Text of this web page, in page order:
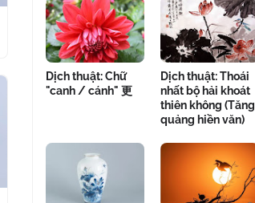
Dịch thuật: Chữ
"canh / cánh" 更
Dịch thuật: Thoái
nhất bộ hải khoát
thiên không (Tăng
quảng hiền văn)